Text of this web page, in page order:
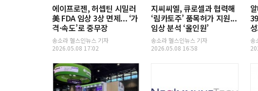
에이프로젠, 허셉틴 시밀러
美 FDA 임상 3상 면제... ‘가
격·속도’로 중무장
송소라 헬스인뉴스 기자
2026.05.08 17:02
지씨씨엘, 큐로셀과 협력해
‘림카토주’ 품목허가 지원...
임상 분석 ‘올인원’
송소라 헬스인뉴스 기자
2026.05.08 16:58
송